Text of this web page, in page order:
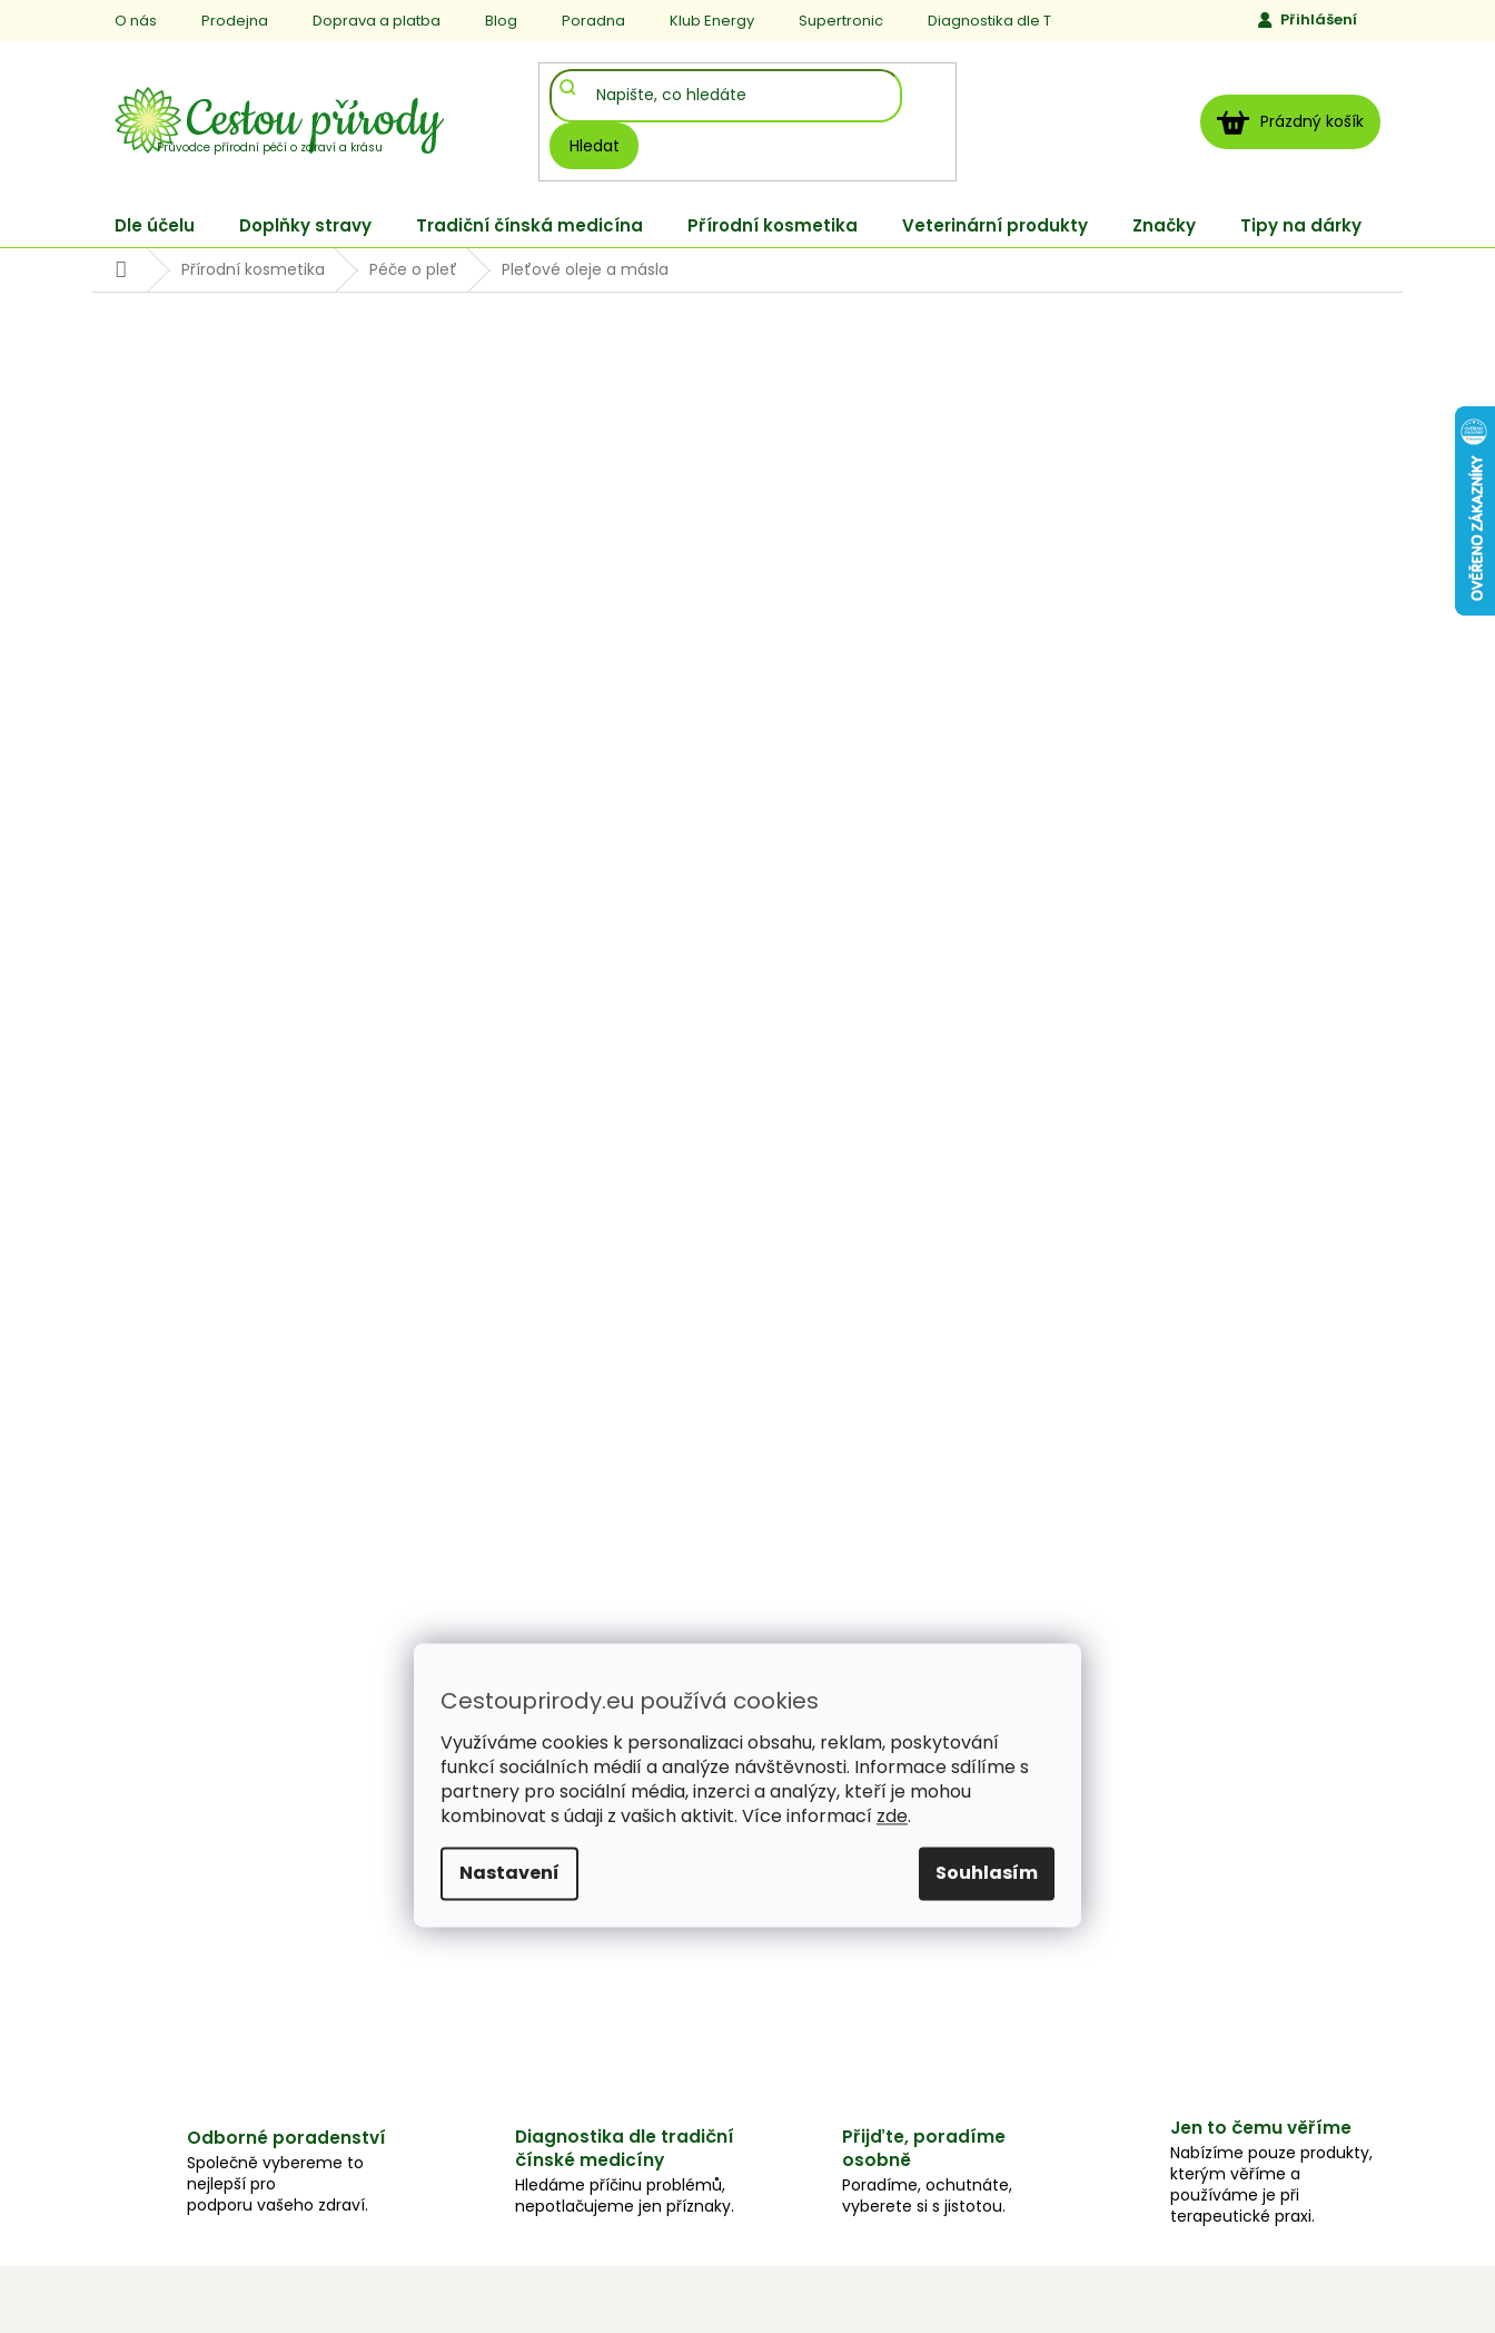
Cestouprirody.eu používá cookies
Využíváme cookies k personalizaci obsahu, reklam, poskytování
funkcí sociálních médií a analýze návštěvnosti. Informace sdílíme s
partnery pro sociální média, inzerci a analýzy, kteří je mohou
kombinovat s údaji z vašich aktivit. Více informací zde.
Nastavení Souhlasím
O nás Prodejna Doprava a platba Blog Poradna Klub Energy Supertronic Diagnostika dle TCM Jen to, čemu věříme
Přihlášení
Hledat
NÁKUPNÍ
KOŠÍK
Prázdný košík
Dle účelu Doplňky stravy Tradiční čínská medicína Přírodní kosmetika Veterinární produkty Značky Tipy na dárky
DomůPřírodní kosmetika Péče o pleť Pleťové oleje a másla
Odborné poradenství
Společně vybereme to
nejlepší pro
podporu vašeho zdraví.
Diagnostika dle tradiční
čínské medicíny
Hledáme příčinu problémů,
nepotlačujeme jen příznaky.
Přijďte, poradíme
osobně
Poradíme, ochutnáte,
vyberete si s jistotou.
Jen to čemu věříme
Nabízíme pouze produkty,
kterým věříme a
používáme je při
terapeutické praxi.